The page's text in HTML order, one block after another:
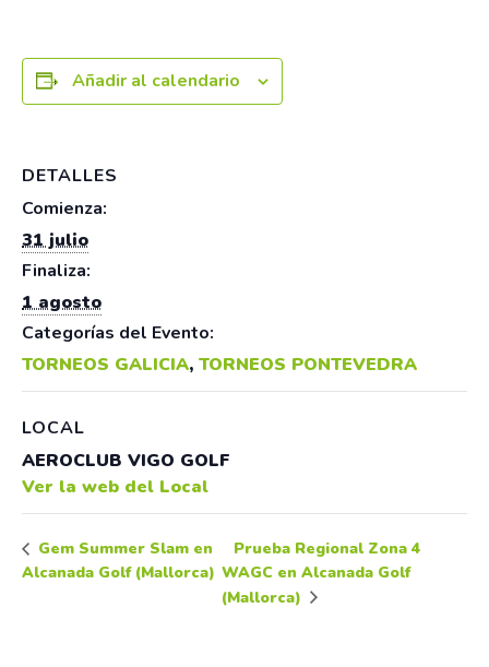
Añadir al calendario
DETALLES
Comienza:
31 julio
Finaliza:
1 agosto
Categorías del Evento:
TORNEOS GALICIA, TORNEOS PONTEVEDRA
LOCAL
AEROCLUB VIGO GOLF
Ver la web del Local
Gem Summer Slam en
Alcanada Golf (Mallorca)
Prueba Regional Zona 4
WAGC en Alcanada Golf
(Mallorca)